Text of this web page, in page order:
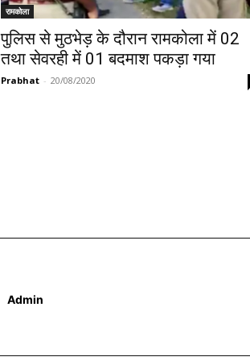
रामकोला
पुलिस से मुठभेड़ के दौरान रामकोला में 02
तथा सेवरही में 01 बदमाश पकड़ा गया
Prabhat - 20/08/2020
Admin